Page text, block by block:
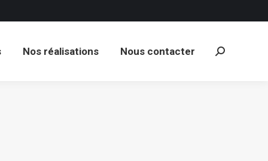
Nos réalisations Nous contacter
Recherche
Nos réalisations Nous contacter
Recherche